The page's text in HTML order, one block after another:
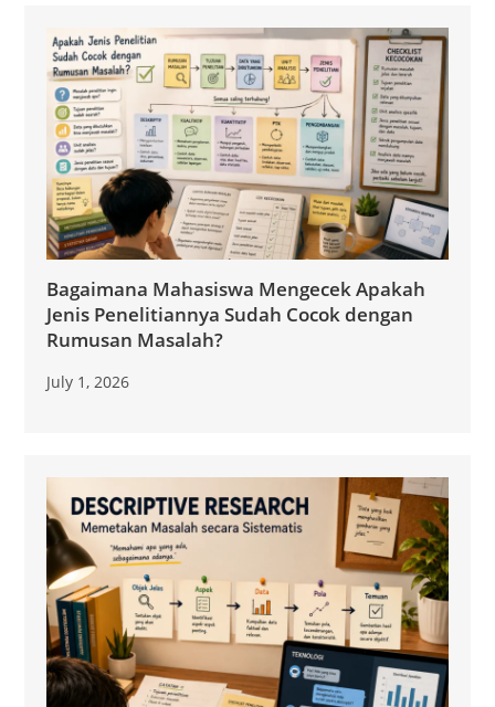
Bagaimana Mahasiswa Mengecek Apakah
Jenis Penelitiannya Sudah Cocok dengan
Rumusan Masalah?
July 1, 2026